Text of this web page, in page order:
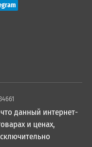
данный интернет-
и ценах,